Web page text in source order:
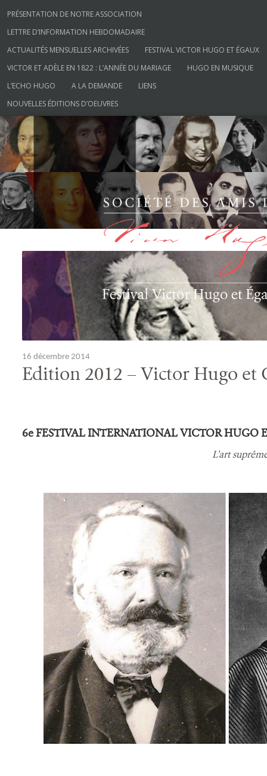
Aller au contenu
PRÉSENTATION DE NOTRE ASSOCIATION
LETTRE D’INFORMATION HEBDOMADAIRE
ACTUALITÉS MENSUELLES ARCHIVÉES
FESTIVAL VICTOR HUGO ET ÉGAUX
VICTOR ET ADÈLE EN 1822 : L’ANNÉE DU MARIAGE
HUGO EN MUSIQUE
L’ECHO HUGO
A LA DEMANDE
LIENS
NOUVELLES ÉDITIONS D’OEUVRES
Société des Amis de Victor Hugo
16 décembre 2014
Edition 2012 – Victor Hugo et
6e FESTIVAL INTERNATIONAL VICTOR HUGO
L’art